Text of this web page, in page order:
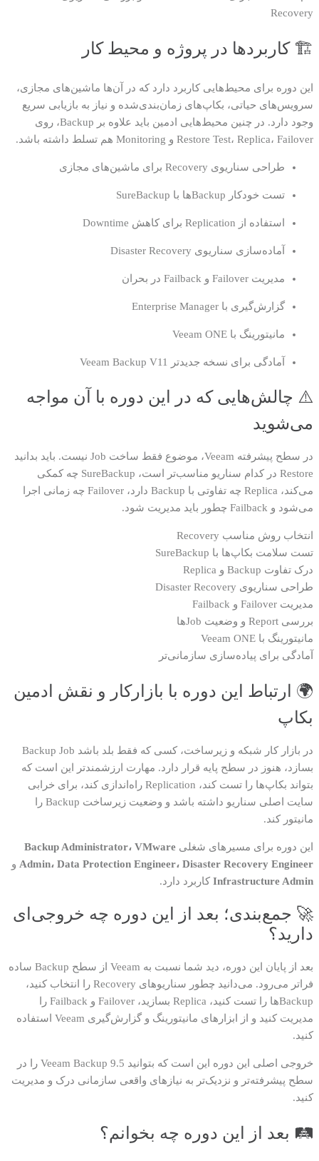
Recovery
🏗️ کاربردها در پروژه و محیط کار
این دوره برای محیط‌هایی کاربرد دارد که در آن‌ها ماشین‌های مجازی،
سرویس‌های حیاتی، بکاپ‌های زمان‌بندی‌شده و نیاز به بازیابی سریع
وجود دارد. در چنین محیط‌هایی ادمین باید علاوه بر Backup، روی
Restore Test، Replica، Failover و Monitoring هم تسلط داشته باشد.
طراحی سناریوی Recovery برای ماشین‌های مجازی
تست خودکار Backupها با SureBackup
استفاده از Replication برای کاهش Downtime
آماده‌سازی سناریوی Disaster Recovery
مدیریت Failover و Failback در بحران
گزارش‌گیری با Enterprise Manager
مانیتورینگ با Veeam ONE
آمادگی برای نسخه جدیدتر Veeam Backup V11
⚠️ چالش‌هایی که در این دوره با آن مواجه
می‌شوید
در سطح پیشرفته Veeam، موضوع فقط ساخت Job نیست. باید بدانید
Restore در کدام سناریو مناسب‌تر است، SureBackup چه کمکی
می‌کند، Replica چه تفاوتی با Backup دارد، Failover چه زمانی اجرا
می‌شود و Failback چطور باید مدیریت شود.
انتخاب روش مناسب Recovery
تست سلامت بکاپ‌ها با SureBackup
درک تفاوت Backup و Replica
طراحی سناریوی Disaster Recovery
مدیریت Failover و Failback
بررسی Report و وضعیت Jobها
مانیتورینگ با Veeam ONE
آمادگی برای پیاده‌سازی سازمانی‌تر
🌍 ارتباط این دوره با بازارکار و نقش ادمین
بکاپ
در بازار کار شبکه و زیرساخت، کسی که فقط بلد باشد Backup Job
بسازد، هنوز در سطح پایه قرار دارد. مهارت ارزشمندتر این است که
بتواند بکاپ‌ها را تست کند، Replication راه‌اندازی کند، برای خرابی
سایت اصلی سناریو داشته باشد و وضعیت زیرساخت Backup را
مانیتور کند.
این دوره برای مسیرهای شغلی Backup Administrator، VMware
Admin، Data Protection Engineer، Disaster Recovery Engineer و
Infrastructure Admin کاربرد دارد.
🚀 جمع‌بندی؛ بعد از این دوره چه خروجی‌ای
دارید؟
بعد از پایان این دوره، دید شما نسبت به Veeam از سطح Backup ساده
فراتر می‌رود. می‌دانید چطور سناریوهای Recovery را انتخاب کنید،
Backupها را تست کنید، Replica بسازید، Failover و Failback را
مدیریت کنید و از ابزارهای مانیتورینگ و گزارش‌گیری Veeam استفاده
کنید.
خروجی اصلی این دوره این است که بتوانید Veeam Backup 9.5 را در
سطح پیشرفته‌تر و نزدیک‌تر به نیازهای واقعی سازمانی درک و مدیریت
کنید.
🛤️ بعد از این دوره چه بخوانم؟